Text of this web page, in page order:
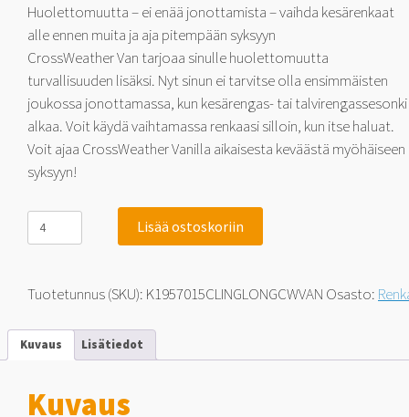
Huolettomuutta – ei enää jonottamista – vaihda kesärenkaat
alle ennen muita ja aja pitempään syksyyn
CrossWeather Van tarjoaa sinulle huolettomuutta
turvallisuuden lisäksi. Nyt sinun ei tarvitse olla ensimmäisten
joukossa jonottamassa, kun kesärengas- tai talvirengassesonki
alkaa. Voit käydä vaihtamassa renkaasi silloin, kun itse haluat.
Voit ajaa CrossWeather Vanilla aikaisesta keväästä myöhäiseen
syksyyn!
Linglong
GreenMax
CrossWeather
195/70-
R
Lisää ostoskoriin
Tuotetunnus (SKU): K1957015CLINGLONGCWVAN Osasto:
Kuvaus Lisätiedot
Kuvaus